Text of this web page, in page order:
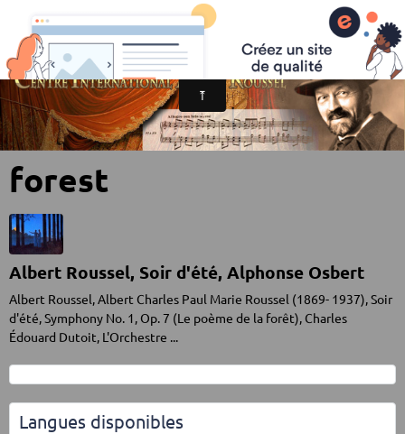
Centre International Albert Roussel
forest
Albert Roussel, Soir d'été, Alphonse Osbert
Albert Roussel, Albert Charles Paul Marie Roussel (1869- 1937), Soir
d'été, Symphony No. 1, Op. 7 (Le poème de la forêt), Charles
Édouard Dutoit, L'Orchestre ...
Langues disponibles